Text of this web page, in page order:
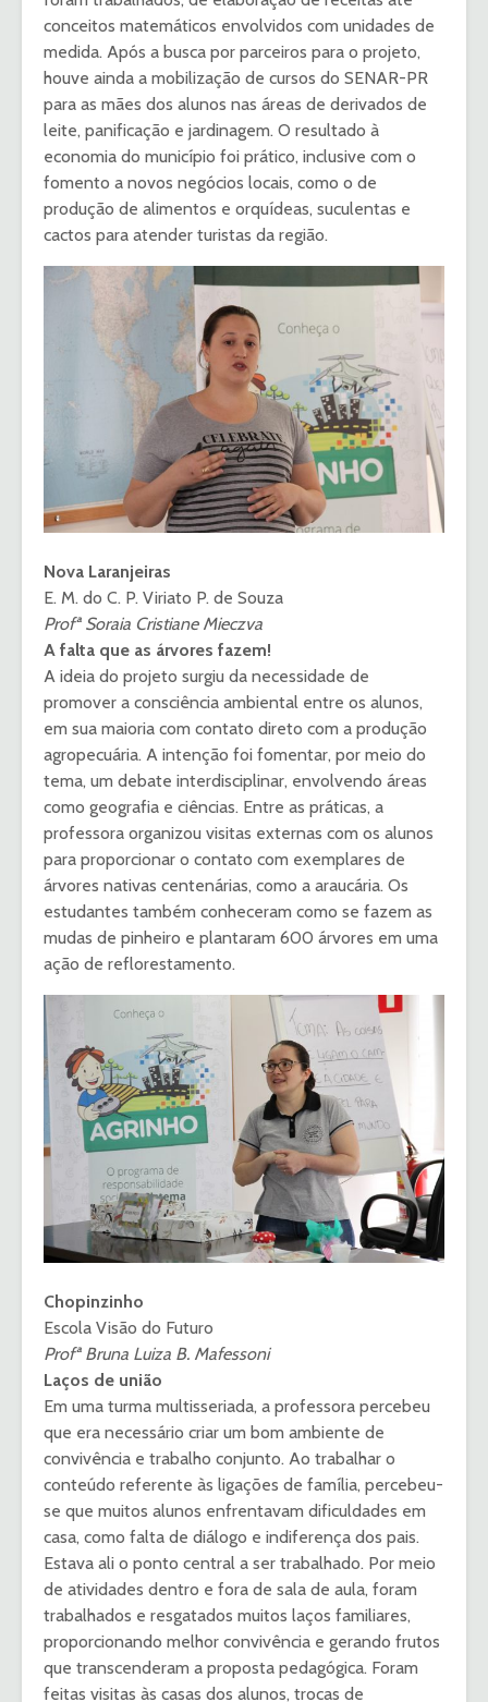
conceitos matemáticos envolvidos com unidades de
medida. Após a busca por parceiros para o projeto,
houve ainda a mobilização de cursos do SENAR-PR
para as mães dos alunos nas áreas de derivados de
leite, panificação e jardinagem. O resultado à
economia do município foi prático, inclusive com o
fomento a novos negócios locais, como o de
produção de alimentos e orquídeas, suculentas e
cactos para atender turistas da região.
Nova Laranjeiras
E. M. do C. P. Viriato P. de Souza
Profª Soraia Cristiane Mieczva
A falta que as árvores fazem!
A ideia do projeto surgiu da necessidade de
promover a consciência ambiental entre os alunos,
em sua maioria com contato direto com a produção
agropecuária. A intenção foi fomentar, por meio do
tema, um debate interdisciplinar, envolvendo áreas
como geografia e ciências. Entre as práticas, a
professora organizou visitas externas com os alunos
para proporcionar o contato com exemplares de
árvores nativas centenárias, como a araucária. Os
estudantes também conheceram como se fazem as
mudas de pinheiro e plantaram 600 árvores em uma
ação de reflorestamento.
Chopinzinho
Escola Visão do Futuro
Profª Bruna Luiza B. Mafessoni
Laços de união
Em uma turma multisseriada, a professora percebeu
que era necessário criar um bom ambiente de
convivência e trabalho conjunto. Ao trabalhar o
conteúdo referente às ligações de família, percebeu-
se que muitos alunos enfrentavam dificuldades em
casa, como falta de diálogo e indiferença dos pais.
Estava ali o ponto central a ser trabalhado. Por meio
de atividades dentro e fora de sala de aula, foram
trabalhados e resgatados muitos laços familiares,
proporcionando melhor convivência e gerando frutos
que transcenderam a proposta pedagógica. Foram
feitas visitas às casas dos alunos, trocas de